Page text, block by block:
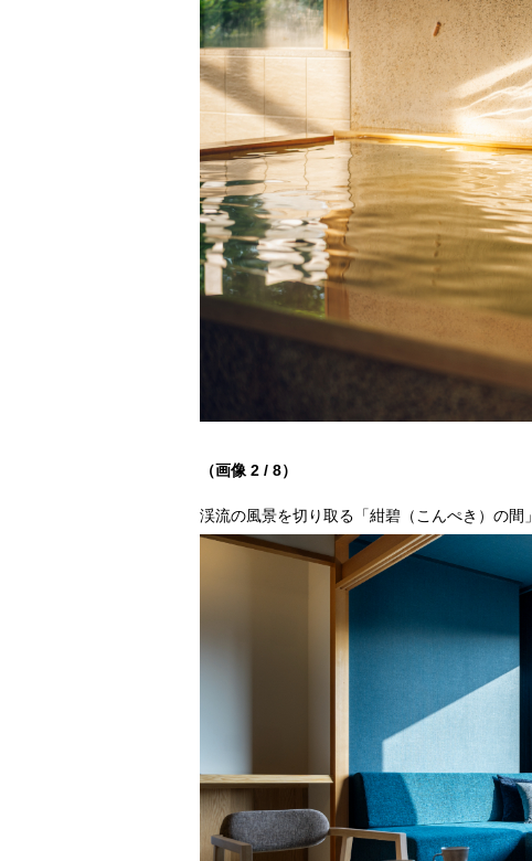
（画像 2 / 8）
渓流の風景を切り取る「紺碧（こんぺき）の間」